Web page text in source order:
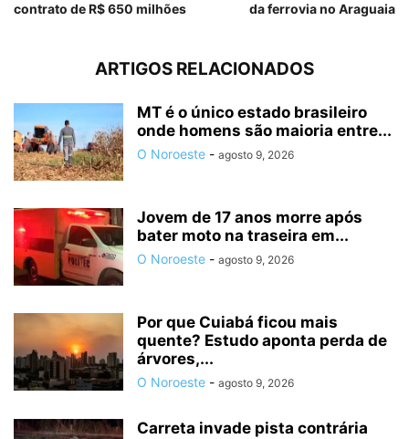
contrato de R$ 650 milhões
da ferrovia no Araguaia
ARTIGOS RELACIONADOS
MT é o único estado brasileiro
onde homens são maioria entre...
O Noroeste - agosto 9, 2026
Jovem de 17 anos morre após
bater moto na traseira em...
O Noroeste - agosto 9, 2026
Por que Cuiabá ficou mais
quente? Estudo aponta perda de
árvores,...
O Noroeste - agosto 9, 2026
Carreta invade pista contrária